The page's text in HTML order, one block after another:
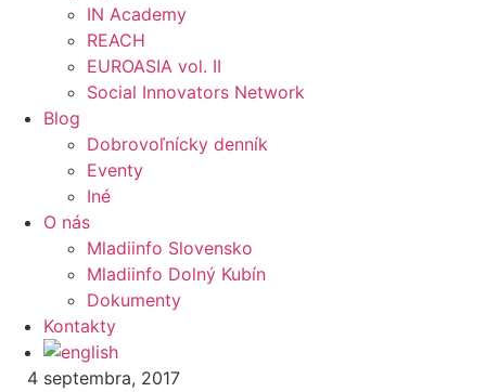
IN Academy
REACH
EUROASIA vol. II
Social Innovators Network
Blog
Dobrovoľnícky denník
Eventy
Iné
O nás
Mladiinfo Slovensko
Mladiinfo Dolný Kubín
Dokumenty
Kontakty
4 septembra, 2017